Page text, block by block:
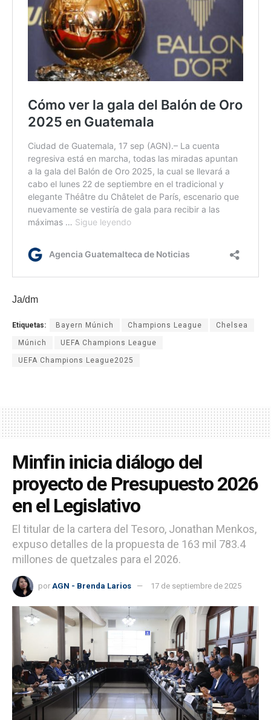
Ja/dm
Etiquetas: Bayern Múnich Champions League Chelsea
Múnich UEFA Champions League
UEFA Champions League2025
Minfin inicia diálogo del
proyecto de Presupuesto 2026
en el Legislativo
El titular de la cartera del Tesoro, Jonathan Menkos,
expuso detalles de la propuesta de 163 mil 783.4
millones de quetzales para el 2026.
por AGN - Brenda Larios 17 de septiembre de 2025